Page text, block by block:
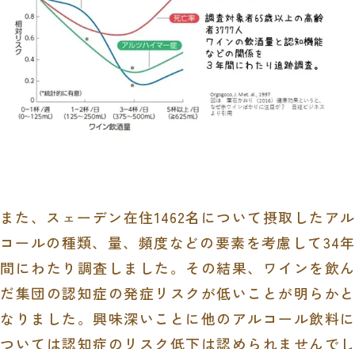
また、スェーデン在住1462名について摂取したアル
コールの種類、量、頻度などの要素を考慮して34年
間にわたり調査しました。その結果、ワインを飲ん
だ集団の認知症の発症リスクが低いことが明らかと
なりました。興味深いことに他のアルコール飲料に
ついては認知症のリスク低下は認められませんでし